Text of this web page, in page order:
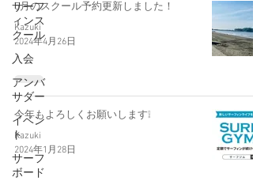
サーフ
ィンス
クール
入会
アンバ
サダー
イベン
ト
サーフ
ボード
5月のスクール予約更新しました！
Kazuki
2024年4月26日
今年もよろしくお願いします❕
Kazuki
2024年1月28日